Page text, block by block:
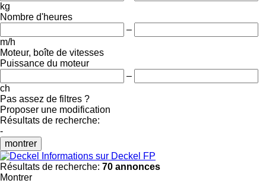
kg
Nombre d'heures
–
m/h
Moteur, boîte de vitesses
Puissance du moteur
–
ch
Pas assez de filtres ?
Proposer une modification
Résultats de recherche:
-
montrer
Informations sur Deckel FP
Résultats de recherche: 70 annonces
Montrer